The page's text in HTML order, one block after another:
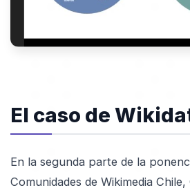
El caso de
En la segunda parte de la
Comunidades de Wikimedia